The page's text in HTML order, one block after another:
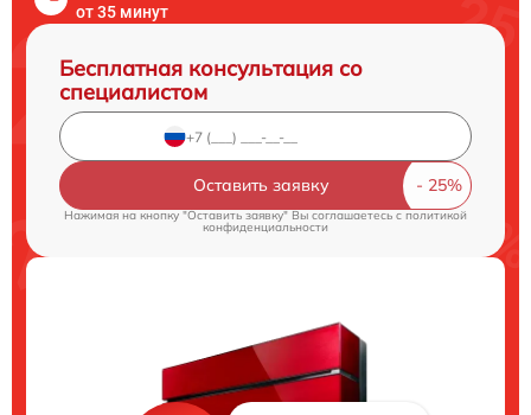
от 35 минут
Бесплатная консультация со
специалистом
Оставить заявку
Нажимая на кнопку "Оставить заявку" Вы соглашаетесь c политикой
конфиденциальности